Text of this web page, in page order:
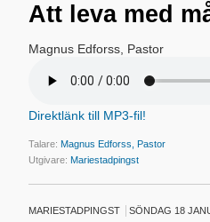
Att leva med
Magnus Edforss, Pastor
Direktlänk till MP3-fil!
Talare:Magnus Edforss, Pastor
Utgivare:Mariestadpingst
MARIESTADPINGST SÖNDAG 18